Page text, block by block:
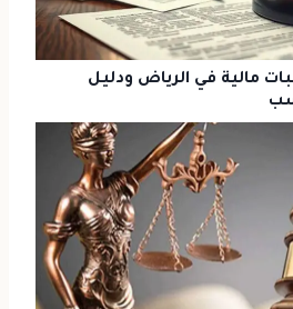
مالية في الرياض ودليل